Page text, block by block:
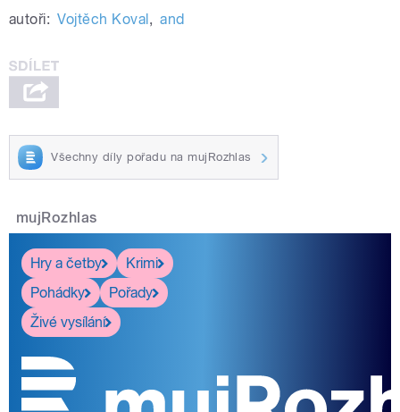
autoři: Vojtěch Koval , and
Všechny díly pořadu na mujRozhlas
mujRozhlas
Hry a četby
Krimi
Pohádky
Pořady
Živé vysílání